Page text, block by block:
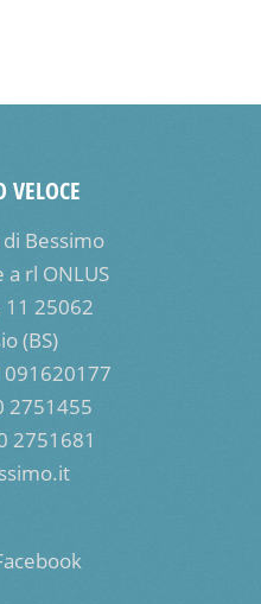
VELOCE
Bessimo
a rl ONLUS
11 25062
(BS)
2751455
2751681